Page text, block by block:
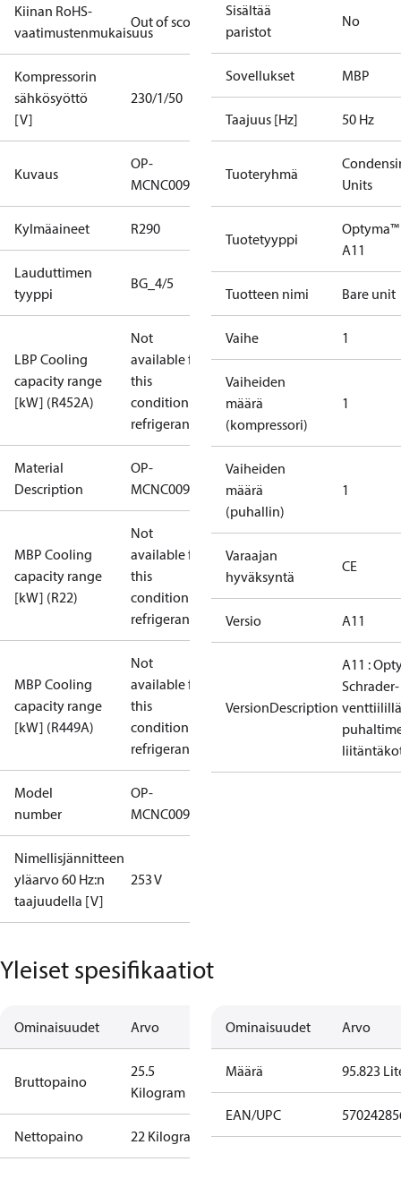
Kiinan RoHS-
vaatimustenmukaisuus
Out of scope
Kompressorin
sähkösyöttö
[V]
230/1/50
Kuvaus
OP-
MCNC009NUA11G
Kylmäaineet R290
Lauduttimen
tyyppi
BG_4/5
LBP Cooling
capacity range
[kW] (R452A)
Not
available for
this
condition /
refrigerant
Material
Description
OP-
MCNC009NYA11G
MBP Cooling
capacity range
[kW] (R22)
Not
available for
this
condition /
refrigerant
MBP Cooling
capacity range
[kW] (R449A)
Not
available for
this
condition /
refrigerant
Model
number
OP-
MCNC009NUA11G
Nimellisjännitteen
yläarvo 60 Hz:n
taajuudella [V]
253 V
Sisältää
paristot
No
Sovellukset MBP
Taajuus [Hz] 50 Hz
Tuoteryhmä
Units
Tuotetyyppi
Optyma™
A11
Tuotteen nimi Bare unit
Vaihe 1
Vaiheiden
määrä
(kompressori)
1
Vaiheiden
määrä
(puhallin)
1
Varaajan
hyväksyntä
CE
Versio A11
VersionDescription
A11 :
Schrader-
venttiilillä
Yleiset spesifikaatiot
Ominaisuudet Arvo
Bruttopaino
25.5
Kilogram
Nettopaino 22 Kilogram
Ominaisuudet Arvo
Määrä 95.823
EAN/UPC